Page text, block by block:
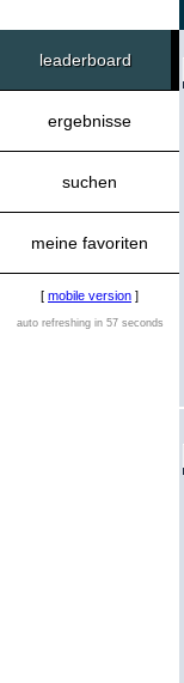
leaderboard
ergebnisse
suchen
meine favoriten
[ mobile version ]
auto refreshing in 57 seconds